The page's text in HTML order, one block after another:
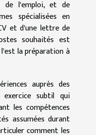
de l'emploi, et de
spécialisées en
et d'une lettre de
souhaités est
la préparation à
auprès des
subtil qui
les compétences
assumées durant
comment les